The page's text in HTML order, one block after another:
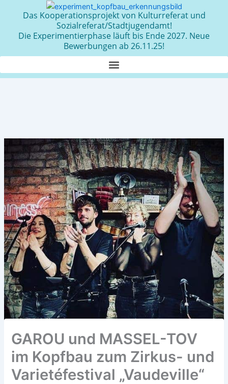
Das Kooperationsprojekt von Kulturreferat und
Sozialreferat/Stadtjugendamt!
Die Experimentierphase läuft bis Ende 2027. Neue
Bewerbungen ab 26.11.25!
GAROU und MASSEL-TOV
im Kopfbau zum Zirkus- und
Varietéfestival „Vaudeville“